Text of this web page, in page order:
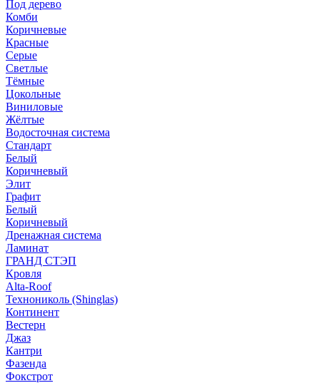
Под дерево
Комби
Коричневые
Красные
Серые
Светлые
Тёмные
Цокольные
Виниловые
Жёлтые
Водосточная система
Стандарт
Белый
Коричневый
Элит
Графит
Белый
Коричневый
Дренажная система
Ламинат
ГРАНД СТЭП
Кровля
Alta-Roof
Технониколь (Shinglas)
Континент
Вестерн
Джаз
Кантри
Фазенда
Фокстрот